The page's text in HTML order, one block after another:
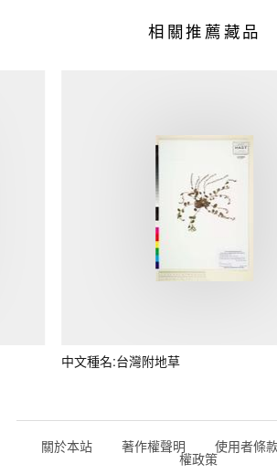
相關推薦藏品
中文種名:台灣附地草
關於本站 著作權聲明 使用者條
權政策